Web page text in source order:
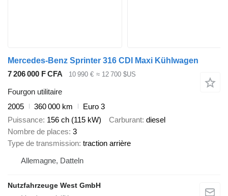
Mercedes-Benz Sprinter 316 CDI Maxi Kühlwagen
7 206 000 F CFA
10 990 € ≈ 12 700 $US
Fourgon utilitaire
2005
360 000 km
Euro 3
Puissance 156 ch (115 kW) Carburant diesel
Nombre de places 3
Type de transmission traction arrière
Allemagne, Datteln
Nutzfahrzeuge West GmbH